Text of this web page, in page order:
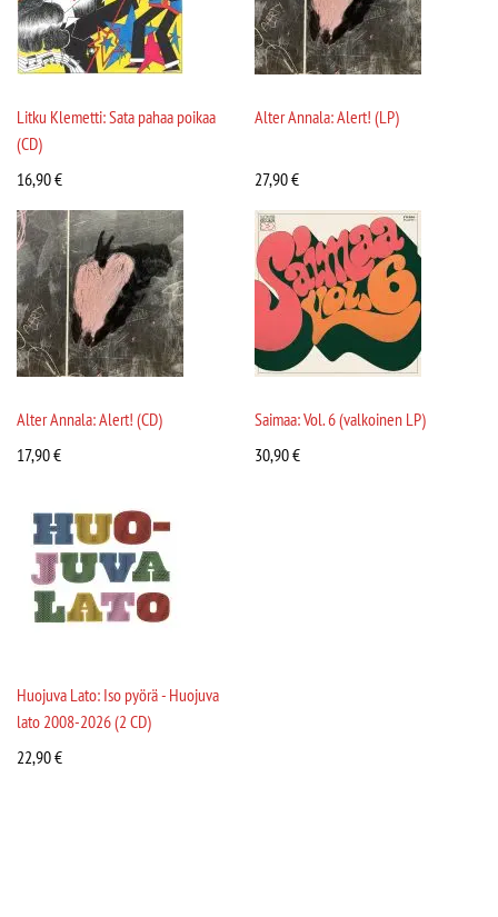
Litku Klemetti: Sata pahaa poikaa
(CD)
16,90€
Alter Annala: Alert! (LP)
27,90€
Alter Annala: Alert! (CD)
17,90€
Saimaa: Vol. 6 (valkoinen LP)
30,90€
Huojuva Lato: Iso pyörä - Huojuva
lato 2008-2026 (2 CD)
22,90€